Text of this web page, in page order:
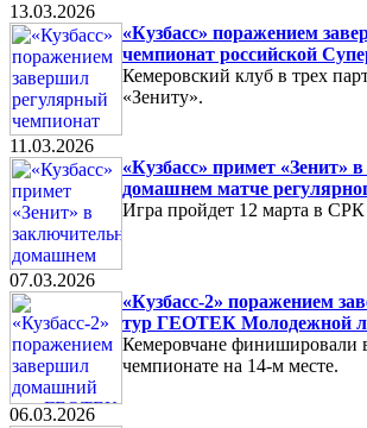
13.03.2026
«Кузбасс» поражением
чемпионат российской
Кемеровский клуб в трех
«Зениту».
11.03.2026
«Кузбасс» примет «Зенит»
домашнем матче
Игра пройдет 12 марта в
07.03.2026
«Кузбасс-2» поражением
тур ГЕОТЕК Молодежной
Кемеровчане финишировали
чемпионате на 14-м месте.
06.03.2026